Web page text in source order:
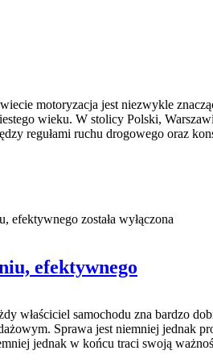
motoryzacja jest niezwykle
wieku. W stolicy Polski,
regułami ruchu drogowego oraz
efektywnego została wyłączona
efektywnego
właściciel samochodu zna bardzo
Sprawa jest niemniej
jednak w końcu traci swoją